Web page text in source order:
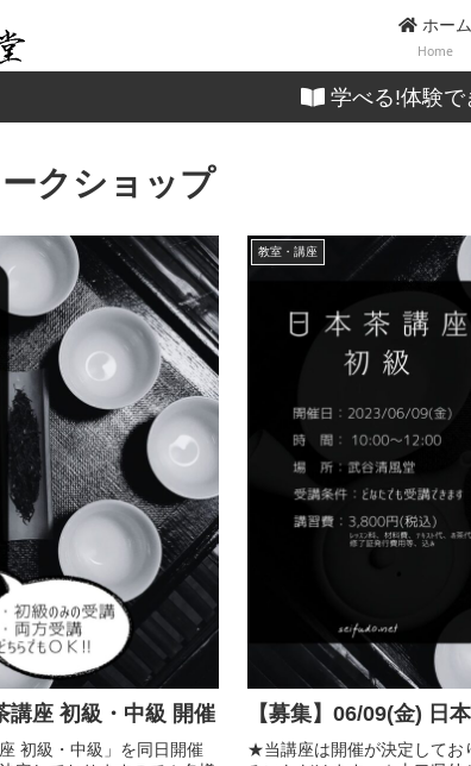
ホーム
Home
学べる!体験
クショップ
講座 初級・中級 開催
初級・中級」を同日開催
教室・講座
【募集】06/09(金) 日
★当講座は開催が決定してお